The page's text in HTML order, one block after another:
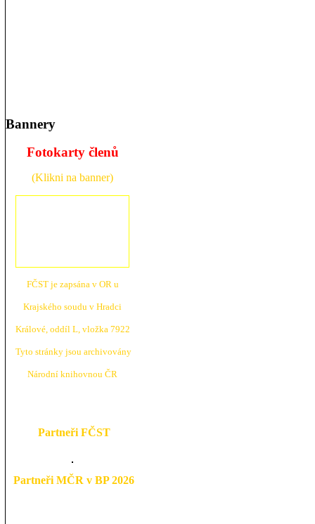
Bannery
Fotokarty členů
(Klikni na banner)
FČST je zapsána v OR u
Krajského soudu v Hradci
Králové, oddíl L, vložka 7922
Tyto stránky jsou archivovány
Národní knihovnou ČR
Partneři FČST
Partneři MČR v BP 2026